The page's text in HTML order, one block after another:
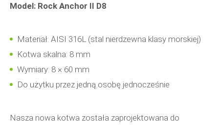
Model: Rock Anchor II D8
Materiał: AISI 316L (stal nierdzewna klasy morskiej)
Kotwa skalna: 8 mm
Wymiary: 8 × 60 mm
Do użytku przez jedną osobę jednocześnie
Nasza nowa kotwa została zaprojektowana do